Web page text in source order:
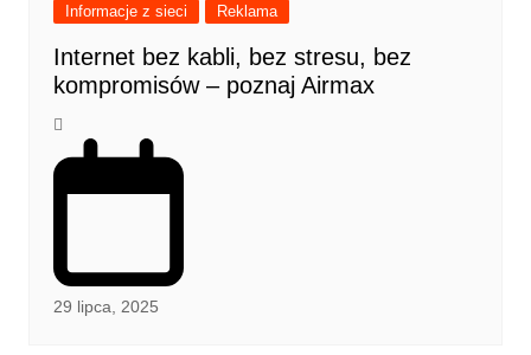
Informacje z sieci Reklama
Internet bez kabli, bez stresu, bez
kompromisów – poznaj Airmax
29 lipca, 2025